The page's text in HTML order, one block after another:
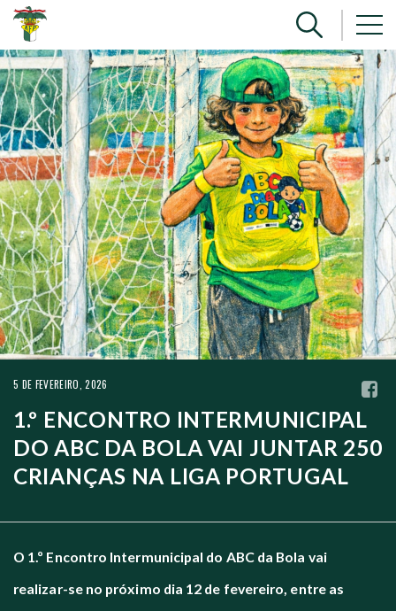
5 DE FEVEREIRO, 2026
1.º ENCONTRO INTERMUNICIPAL
DO ABC DA BOLA VAI JUNTAR 250
CRIANÇAS NA LIGA PORTUGAL
O 1.º Encontro Intermunicipal do ABC da Bola vai
realizar-se no próximo dia 12 de fevereiro, entre as